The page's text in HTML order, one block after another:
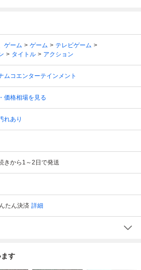
ゲーム ゲーム
テレビゲーム
タイトル アクション
ムコエンターテインメント
価格相場を見る
れあり
きから1～2日で発送
たん決済 詳細
す